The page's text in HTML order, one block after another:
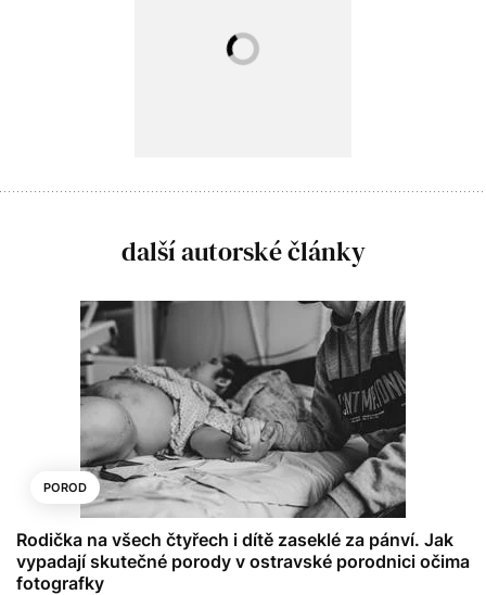
další autorské články
POROD
Rodička na všech čtyřech i dítě zaseklé za pánví. Jak
vypadají skutečné porody v ostravské porodnici očima
fotografky